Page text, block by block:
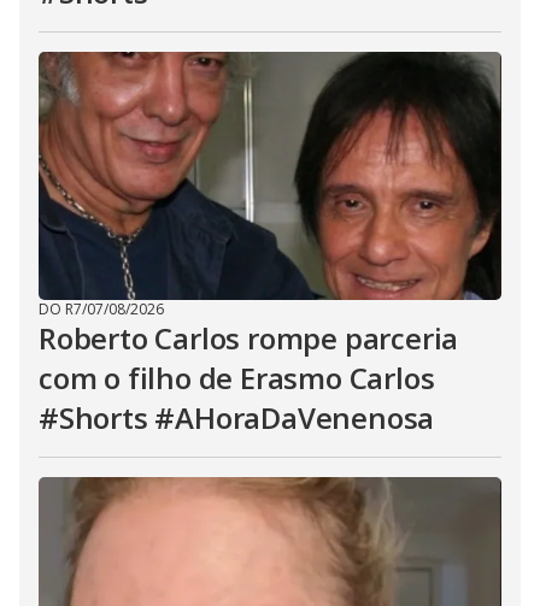
DO R7/07/08/2026
Roberto Carlos rompe parceria
com o filho de Erasmo Carlos
#Shorts #AHoraDaVenenosa